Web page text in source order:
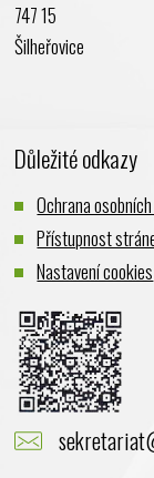
747 15
Šilheřovice
Důležité odkazy
Ochrana
Přístupnost
Nastavení cookies